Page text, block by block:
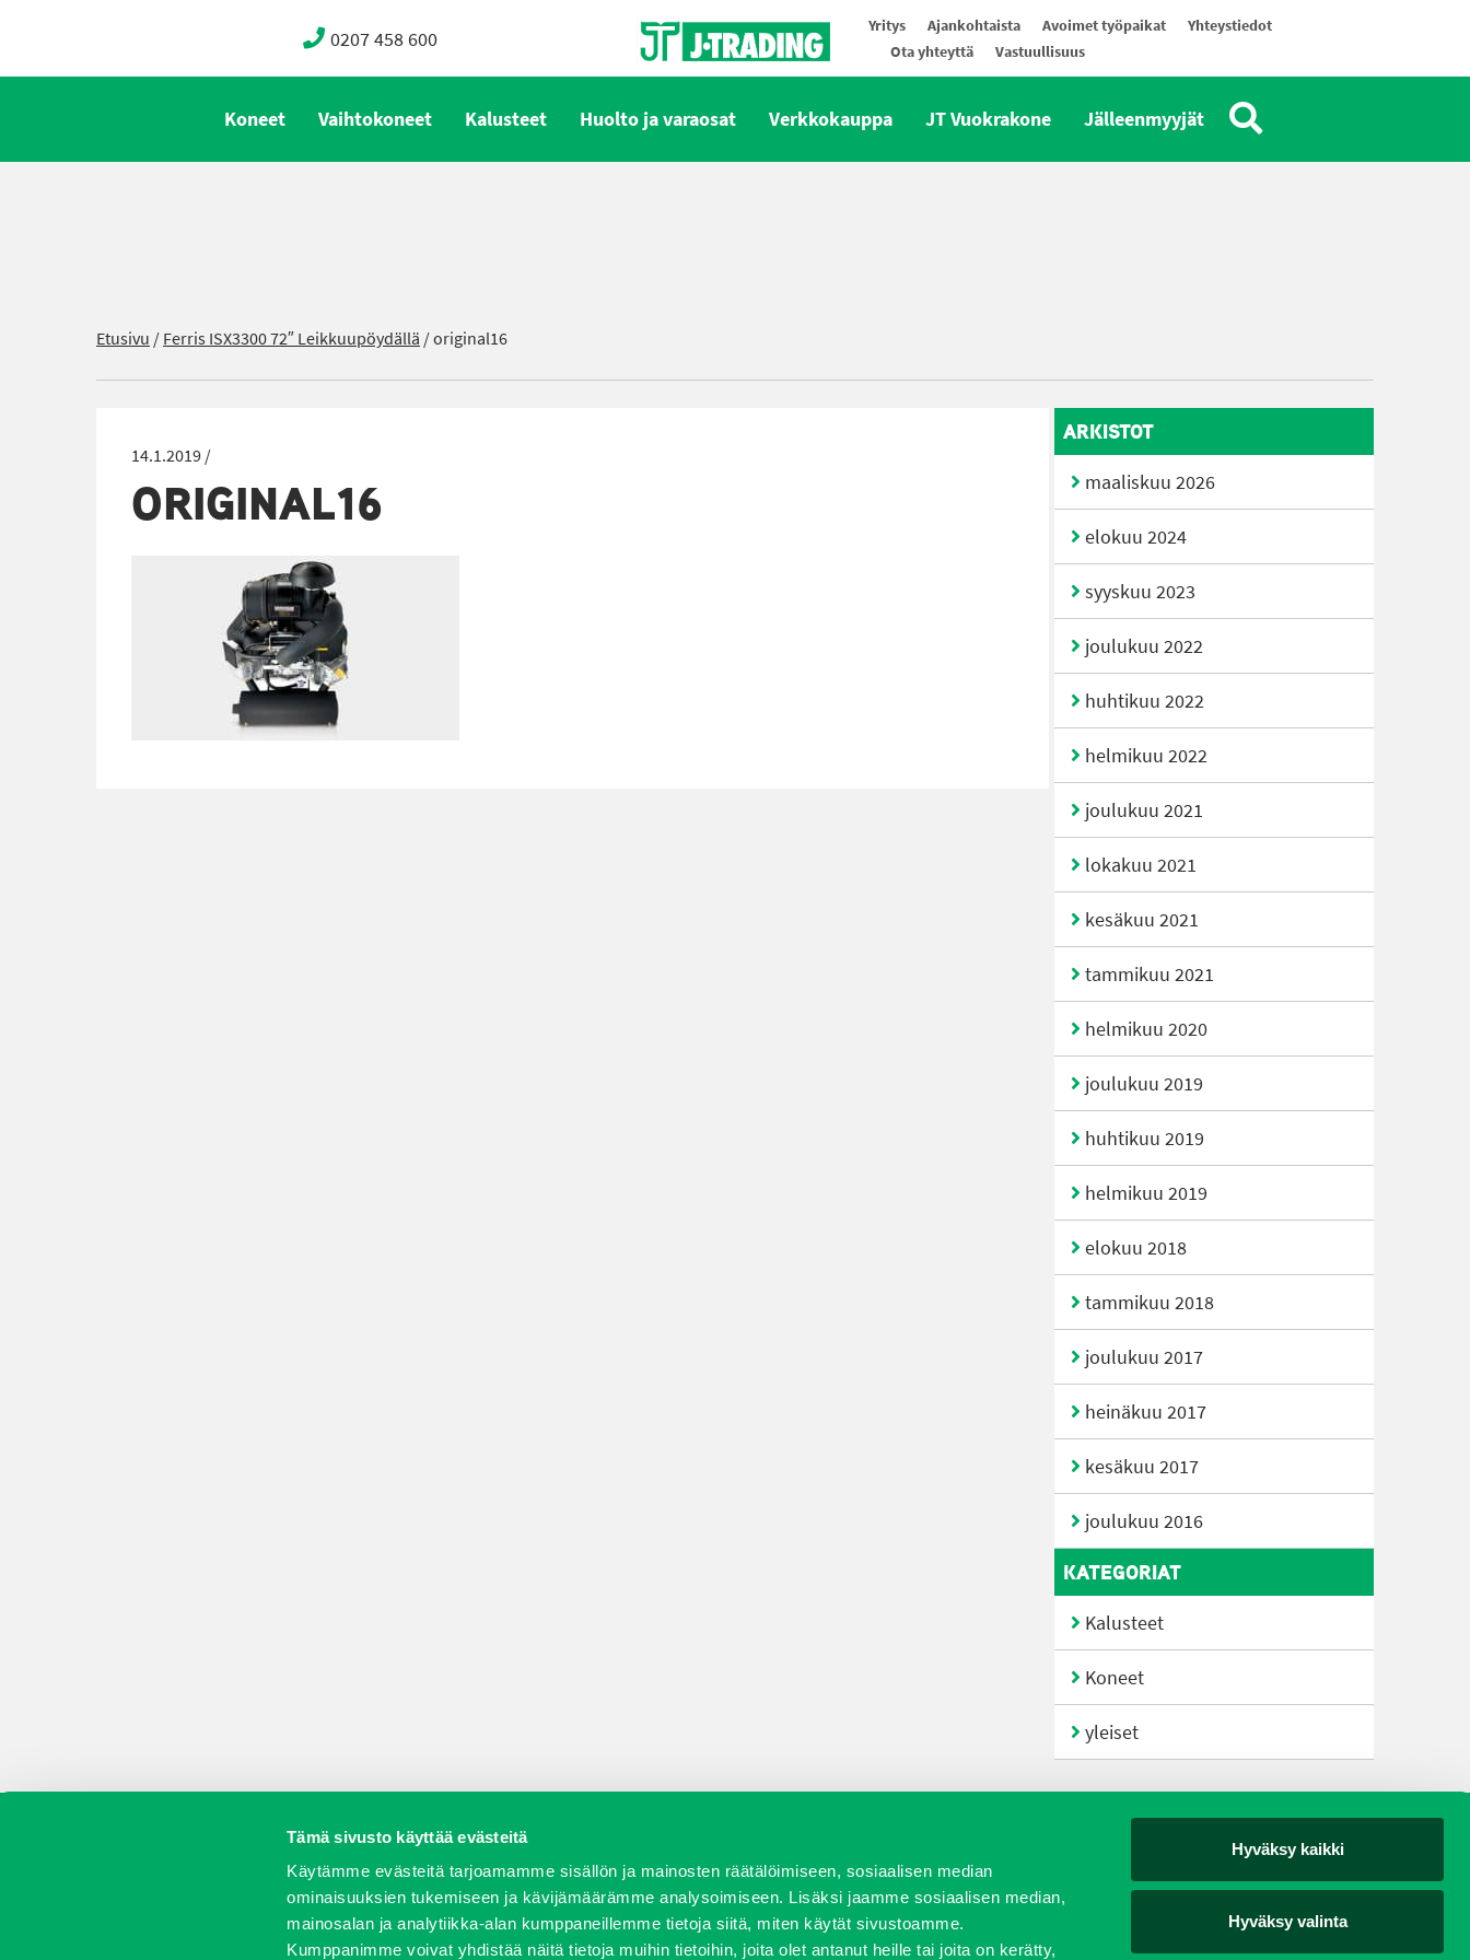
Tämä sivusto käyttää evästeitä
Käytämme evästeitä tarjoamamme sisällön ja mainosten räätälöimiseen, sosiaalisen median
ominaisuuksien tukemiseen ja kävijämäärämme analysoimiseen. Lisäksi jaamme sosiaalisen median,
mainosalan ja analytiikka-alan kumppaneillemme tietoja siitä, miten käytät sivustoamme.
Kumppanimme voivat yhdistää näitä tietoja muihin tietoihin, joita olet antanut heille tai joita on kerätty,
Hyväksy kaikki
Hyväksy valinta
0207 458 600 Yritys Ajankohtaista Avoimet työpaikat
Yhteystiedot
Ota yhteyttä
Vastuullisuus
Koneet Vaihtokoneet Kalusteet Huolto ja varaosat Verkkokauppa JT Vuokrakone Jälleenmyyjät
Etusivu /Ferris ISX3300 72″ Leikkuupöydällä /original16
14.1.2019 /
ORIGINAL16
ARKISTOT
maaliskuu 2026
elokuu 2024
syyskuu 2023
joulukuu 2022
huhtikuu 2022
helmikuu 2022
joulukuu 2021
lokakuu 2021
kesäkuu 2021
tammikuu 2021
helmikuu 2020
joulukuu 2019
huhtikuu 2019
helmikuu 2019
elokuu 2018
tammikuu 2018
joulukuu 2017
heinäkuu 2017
kesäkuu 2017
joulukuu 2016
KATEGORIAT
Kalusteet
Koneet
yleiset
Vaihtokoneet Kalusteet Huolto ja varaosat Verkkokauppa JT Vuokrakone Jälleenmyyjät